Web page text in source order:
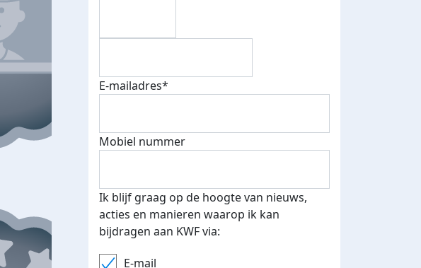
E-mails verstuurd
€500 euro opgehaald: t-shirt
E-mailadres*
Mobiel nummer
Ik blijf graag op de hoogte van nieuws,
acties en manieren waarop ik kan
bijdragen aan KWF via:
E-mail